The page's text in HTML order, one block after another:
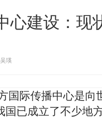
心建设：现
瑛
际传播中心是向
国已成立了不少地